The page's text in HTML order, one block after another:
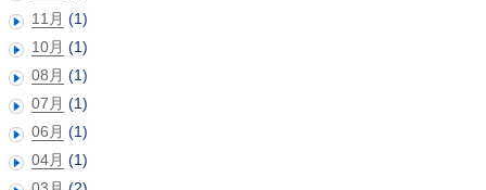
11月 (1)
10月 (1)
08月 (1)
07月 (1)
06月 (1)
04月 (1)